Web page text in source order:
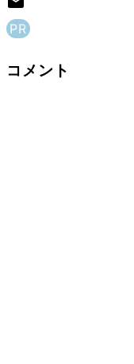
PR
コメント